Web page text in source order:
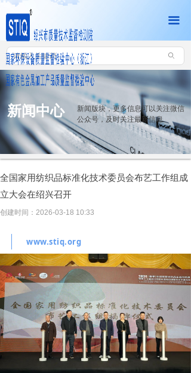
끀
网站首页
机构介绍
新闻中心
党建工作
查询中心
联系我们
资料下载
客户服务平台
新闻版块，更多信息可以关注微信
公众号，及时关注最新信息
新闻中心
ꄙ
全国家用纺织品标准化技术委员会布艺工作组成
立大会在绍兴召开
创建时间： 2026-03-18 10:33
www.stiq.org